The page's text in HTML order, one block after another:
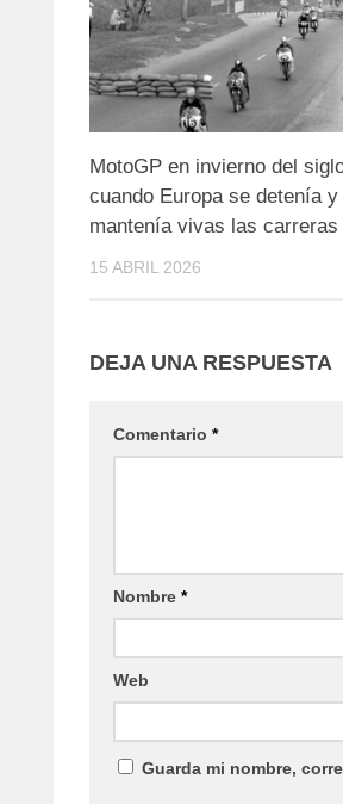
MotoGP en invierno del
cuando Europa se detenía
mantenía vivas las carreras
15 ABRIL 2026
DEJA UNA RESPUESTA
Comentario *
Nombre *
Web
Guarda mi nombre,